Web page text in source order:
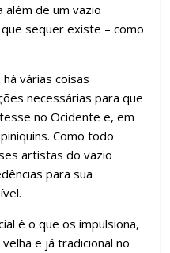
além de um vazio
sequer existe – como
várias coisas
necessárias para que
no Ocidente e, em
Como todo
artistas do vazio
para sua
é o que os impulsiona,
e já tradicional no